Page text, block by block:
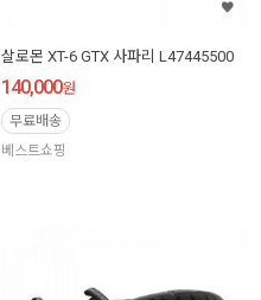
살로몬 XT-6 GTX 사파리 L47445500
140,000원
무료배송
베스트쇼핑